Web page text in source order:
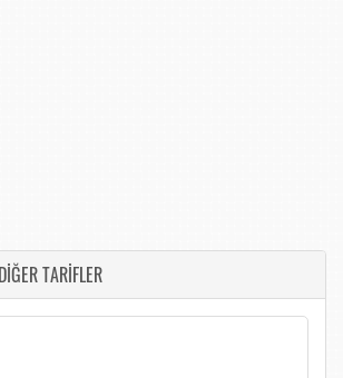
TARİFLER